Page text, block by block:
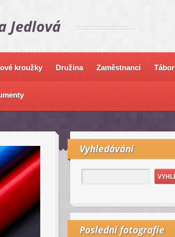
Jedlová
kroužky Družina Zaměstnanci Tábor
Vyhledávání
Poslední fotografie